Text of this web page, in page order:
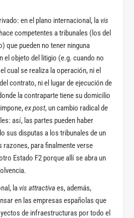
en el plano internacional, la vis
hace competentes a tribunales (los del
que pueden no tener ninguna
el objeto del litigio (e.g. cuando no
cual se realiza la operación, ni el
contrato, ni el lugar de ejecución de
la contraparte tiene su domicilio
ex post, un cambio radical de
así, las partes pueden haber
sus disputas a los tribunales de un
razones, para finalmente verse
Estado F2 porque allí se abra un
la vis attractivaes, además,
en las empresas españolas que
de infraestructuras por todo el